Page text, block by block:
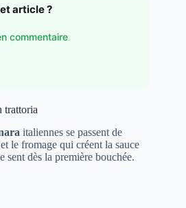
article ?
commentaire
trattoria
italiennes se passent de
le fromage qui créent la sauce
sent dès la première bouchée.